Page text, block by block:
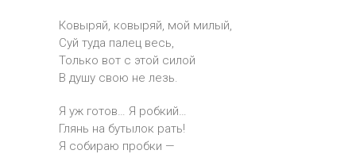
Ковыряй, ковыряй, мой милый,
Суй туда палец весь,
Только вот с этой силой
В душу свою не лезь.
Я уж готов… Я робкий…
Глянь на бутылок рать!
Я собираю пробки —